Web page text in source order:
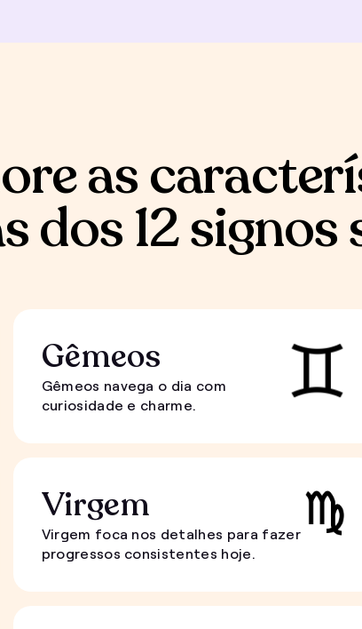
as
dos 12 signos
Gêmeos
Gêmeos navega o dia com
curiosidade e charme.
Virgem
Virgem foca nos detalhes para fazer
progressos consistentes hoje.